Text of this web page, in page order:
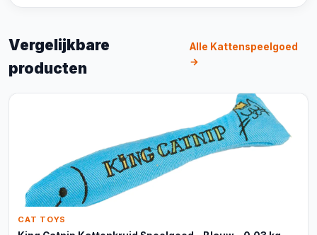
Vergelijkbare
producten
Alle Kattenspeelgoed
→
CAT TOYS